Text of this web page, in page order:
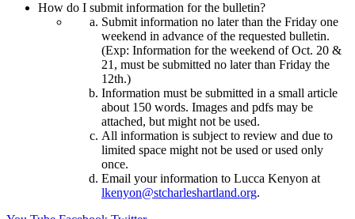
How do I submit information for the bulletin?
Submit information no later than the Friday one
weekend in advance of the requested bulletin.
(Exp: Information for the weekend of Oct. 20 &
21, must be submitted no later than Friday the
12th.)
Information must be submitted in a small article
about 150 words. Images and pdfs may be
attached, but might not be used.
All information is subject to review and due to
limited space might not be used or used only
once.
Email your information to Lucca Kenyon at
lkenyon@stcharleshartland.org.